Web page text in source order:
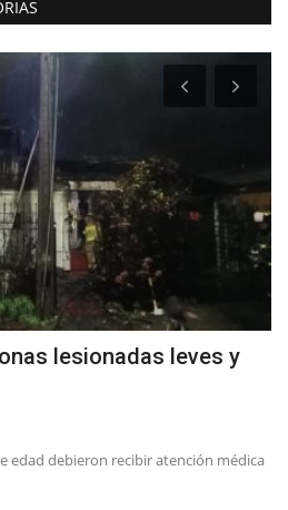
lesionadas leves y
edad debieron recibir atención médica